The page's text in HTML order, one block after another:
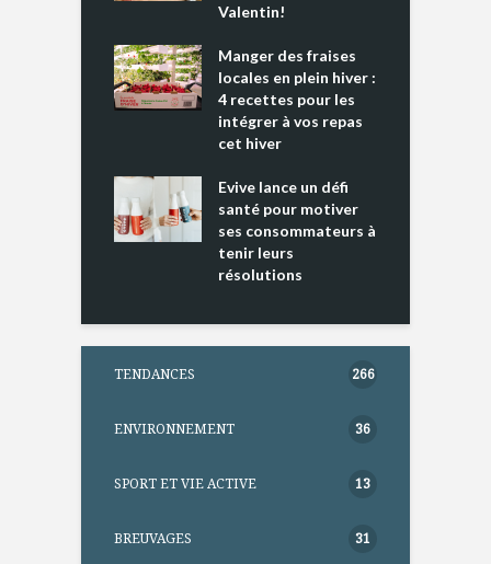
Valentin!
Manger des fraises
locales en plein hiver :
4 recettes pour les
intégrer à vos repas
cet hiver
Evive lance un défi
santé pour motiver
ses consommateurs à
tenir leurs
résolutions
TENDANCES 266
ENVIRONNEMENT 36
SPORT ET VIE ACTIVE 13
BREUVAGES 31